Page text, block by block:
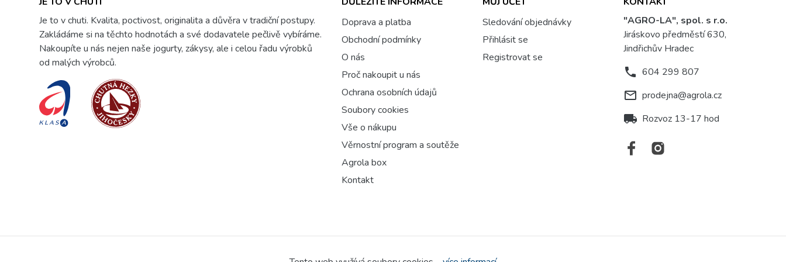
Je to v chuti. Kvalita, poctivost, originalita a důvěra v tradiční postupy.
Zakládáme si na těchto hodnotách a své dodavatele pečlivě vybíráme.
Nakoupíte u nás nejen naše jogurty, zákysy, ale i celou řadu výrobků
od malých výrobců.
Doprava a platba
Obchodní podmínky
O nás
Proč nakoupit u nás
Ochrana osobních údajů
Soubory cookies
Vše o nákupu
Věrnostní program a soutěže
Agrola box
Kontakt
Sledování objednávky
Přihlásit se
Registrovat se
"AGRO-LA", spol. s r.o.
Jiráskovo předměstí 630,
Jindřichův Hradec
phone 604 299 807
mail_outline prodejna@agrola.cz
local_shipping Rozvoz 13-17 hod